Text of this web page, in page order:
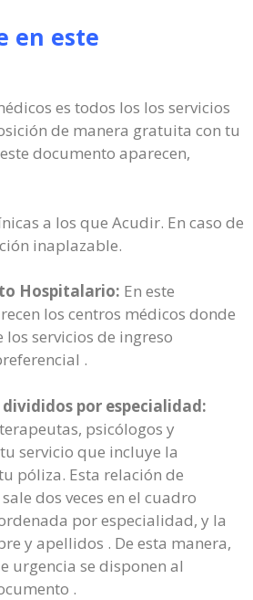
en este
es todos los los servicios
de manera gratuita con tu
documento aparecen,
a los que Acudir. En caso de
inaplazable.
Hospitalario: En este
los centros médicos donde
servicios de ingreso
.
divididos por especialidad:
psicólogos y
servicio que incluye la
póliza. Esta relación de
dos veces en el cuadro
por especialidad, y la
y apellidos . De esta manera,
urgencia se disponen al
.